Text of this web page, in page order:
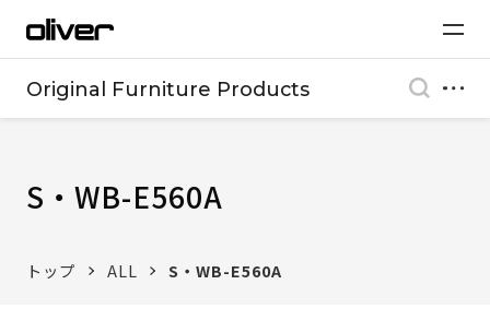
Original Furniture Products
S・WB-E560A
トップ ALL S・WB-E560A